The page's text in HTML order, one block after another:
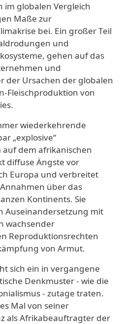
globalen Vergleich
Maße zur
bei. Ein großer Teil
und
gehen auf das
und
der Ursachen der globalen
Fleischproduktion von
wiederkehrende
„explosive“
dem afrikanischen
diffuse Ängste vor
Europa und verbreitet
über das
Kontinents. Sie
Auseinandersetzung mit
wachsender
Reproduktionsrechten
von Armut.
sich ein in vergangene
Denkmuster - wie die
- zutage traten.
Mal von seiner
als Afrikabeauftragter der